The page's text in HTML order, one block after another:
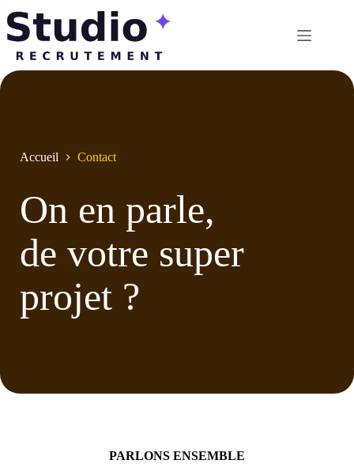
au
contenu
Accueil Contact
On en parle,
de votre super
projet ?
PARLONS ENSEMBLE